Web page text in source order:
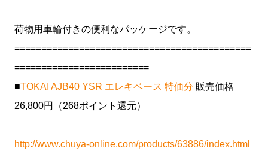
荷物用車輪付きの便利なパッケージです。
============================================
=========================
■TOKAI AJB40 YSR エレキベース 特価分 販売価格
26,800円（268ポイント還元）
http://www.chuya-online.com/products/63886/index.html